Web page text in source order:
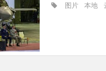
图片 本地